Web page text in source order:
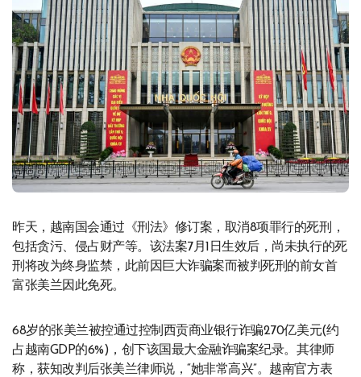
昨天，越南国会通过《刑法》修订案，取消8项罪行的死刑，
包括贪污、侵占财产等。该法案7月1日生效后，尚未执行的死
刑将改为终身监禁，此前因巨大诈骗案而被判死刑的前女首
富张美兰因此免死。
68岁的张美兰被控通过控制西贡商业银行诈骗270亿美元(约
占越南GDP的6%)，创下该国最大金融诈骗案纪录。其律师
称，获知改判后张美兰律师说，“她非常高兴”。越南官方表